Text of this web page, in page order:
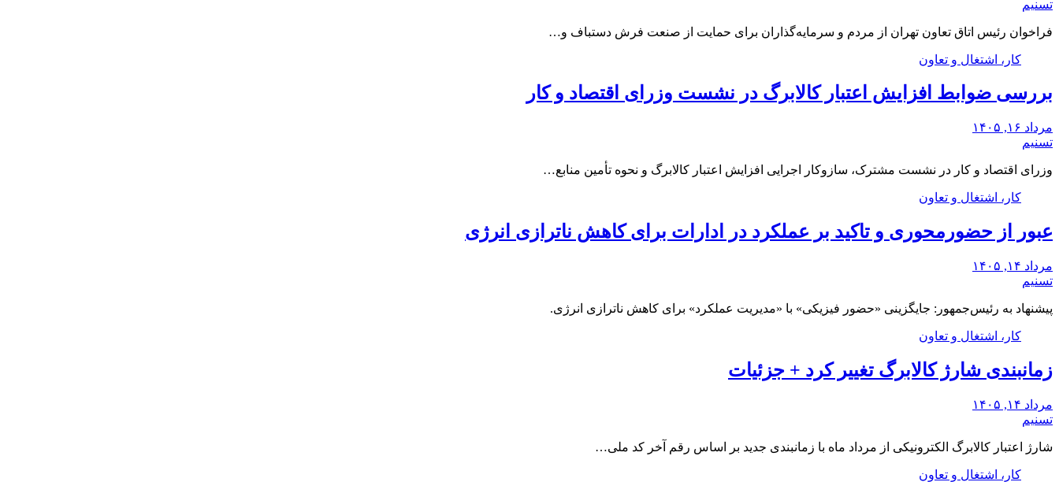
تسنیم
فراخوان رئیس اتاق تعاون تهران از مردم و سرمایه‌گذاران برای حمایت از صنعت فرش دستباف و…
کار، اشتغال و تعاون
بررسی ضوابط افزایش اعتبار کالابرگ در نشست وزرای اقتصاد و کار
مرداد ۱۶, ۱۴۰۵
تسنیم
وزرای اقتصاد و کار در نشست مشترک، سازوکار‌ اجرایی افزایش اعتبار کالابرگ و نحوه تأمین منابع…
کار، اشتغال و تعاون
عبور از حضورمحوری و تاکید بر عملکرد در ادارات برای کاهش ناترازی انرژی
مرداد ۱۴, ۱۴۰۵
تسنیم
پیشنهاد به رئیس‌جمهور: جایگزینی «حضور فیزیکی» با «مدیریت عملکرد» برای کاهش ناترازی انرژی.
کار، اشتغال و تعاون
زمانبندی شارژ کالابرگ تغییر کرد + جزئیات
مرداد ۱۴, ۱۴۰۵
تسنیم
شارژ اعتبار کالابرگ الکترونیکی از مرداد ماه با زمانبندی جدید بر اساس رقم آخر کد ملی…
کار، اشتغال و تعاون